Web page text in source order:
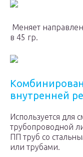
Меняет
в 45 гр.
внутренней
Используется для
трубопроводной
ПП труб со
или трубами.